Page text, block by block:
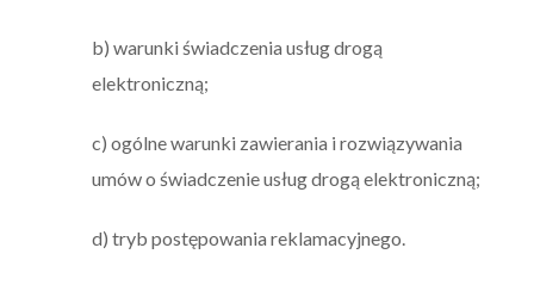
b) warunki świadczenia usług drogą
elektroniczną;
c) ogólne warunki zawierania i rozwiązywania
umów o świadczenie usług drogą elektroniczną;
d) tryb postępowania reklamacyjnego.